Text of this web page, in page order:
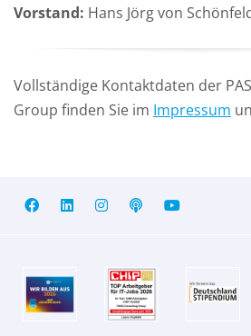
Vorstand: Hans Jörg von
Vollständige Kontaktdaten der
Group finden Sie im Impressum